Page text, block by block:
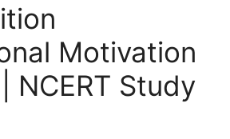
Motivation
NCERT Study